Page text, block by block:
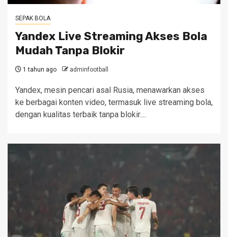
SEPAK BOLA
Yandex Live Streaming Akses Bola
Mudah Tanpa Blokir
1 tahun ago adminfootball
Yandex, mesin pencari asal Rusia, menawarkan akses
ke berbagai konten video, termasuk live streaming bola,
dengan kualitas terbaik tanpa blokir....